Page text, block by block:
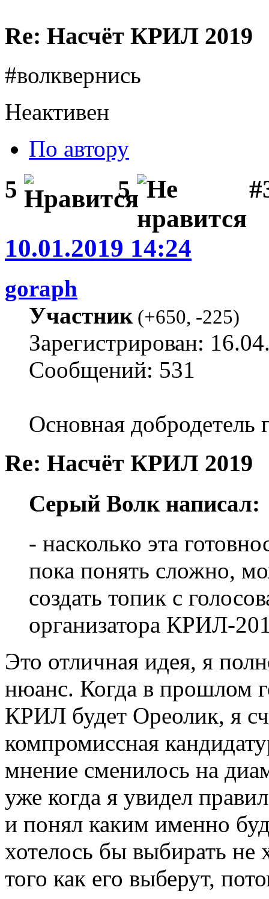
Re: Насчёт КРИЛ 2019
#волквернись
Неактивен
По автору
5 5
10.01.2019 14:24
goraph
Участник(+650, -225)
Зарегистрирован:
Сообщений: 531
Основная добродетель
Re: Насчёт КРИЛ 2019
Серый Волк написал:
- насколько эта
пока понять сложно,
создать топик с
организатора КРИЛ-
Это отличная идея, я
нюанс. Когда в прошлом
КРИЛ будет Ореолик, я
компромиссная
мнение сменилось на
уже когда я увидел
и понял каким именно
хотелось бы выбирать не
того как его выберут,